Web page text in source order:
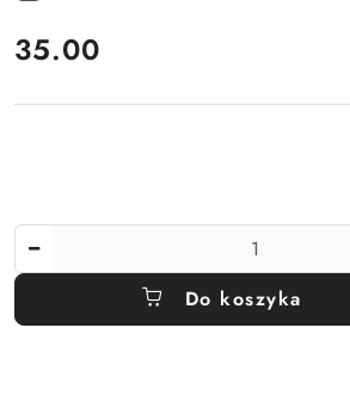
cena:
35.00
Do koszyka